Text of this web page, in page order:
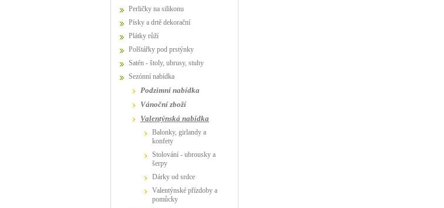
Perličky na silikonu
Písky a drtě dekorační
Plátky růží
Polštářky pod prstýnky
Satén - štoly, ubrusy, stuhy
Sezónní nabídka
podzimní nabídka
vánoční zboží
valentýnská nabídka
balonky, girlandy a
konfety
stolování - ubrousky a
šerpy
dárky od srdce
valentýnské přízdoby a
pomůcky